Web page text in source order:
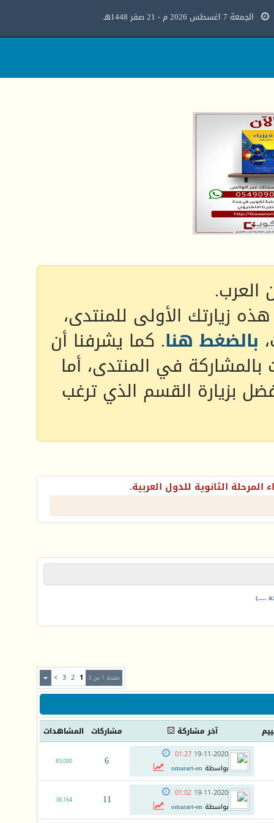
الجمعة 7 اغسطس 2026 م - 21 صفر 1448هـ
العرب.
زيارتك الأولى للمنتدى،
بالضغط هنا. كما يشرفنا أن
بالمشاركة في المنتدى، أما
بزيارة القسم الذي ترغب
المرحلة الثانوية للدول العربية.
.....)
صفحة 1 من 3 1
2
3
>
آخر مشاركة مشاركات المشاهدات
19-11-2020
01:27
بواسطةomarart-en
6
83,000
19-11-2020
01:02
بواسطةomarart-en
11
38,164